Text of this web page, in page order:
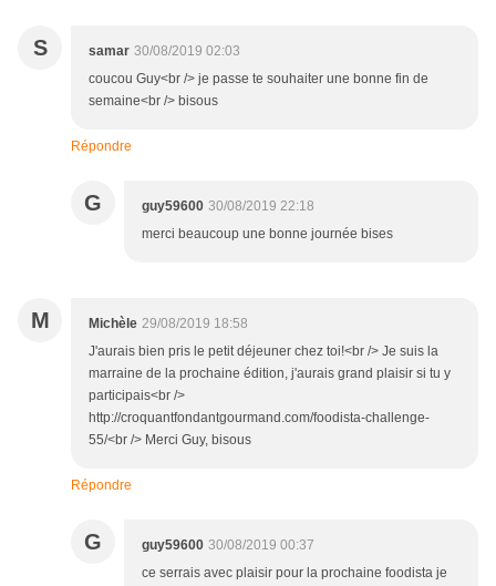
S samar 30/08/2019 02:03
coucou Guy<br /> je passe te souhaiter une bonne fin de
semaine<br /> bisous
Répondre
G guy59600 30/08/2019 22:18
merci beaucoup une bonne journée bises
M Michèle 29/08/2019 18:58
J'aurais bien pris le petit déjeuner chez toi!<br /> Je suis la
marraine de la prochaine édition, j'aurais grand plaisir si tu y
participais<br />
http://croquantfondantgourmand.com/foodista-challenge-
55/<br /> Merci Guy, bisous
Répondre
G guy59600 30/08/2019 00:37
ce serrais avec plaisir pour la prochaine foodista je